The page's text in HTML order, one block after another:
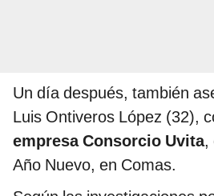
Un día después, también
Luis Ontiveros López (32),
empresa Consorcio Uvita,
Año Nuevo, en Comas.